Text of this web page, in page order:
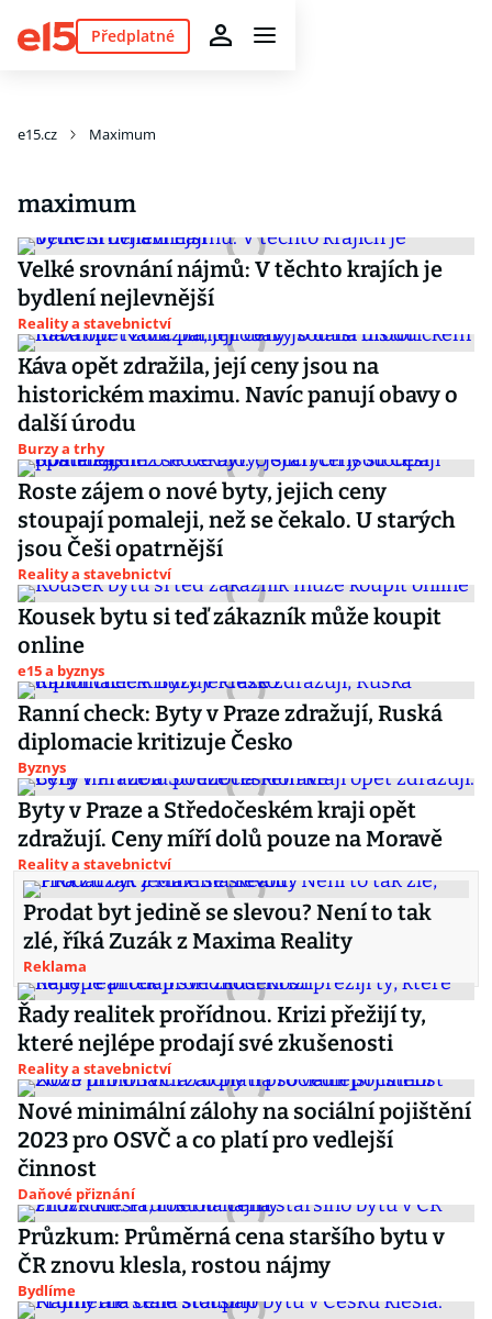
Předplatné
e15.cz Maximum
maximum
Velké srovnání nájmů: V těchto krajích je
bydlení nejlevnější
Reality a stavebnictví
Káva opět zdražila, její ceny jsou na
historickém maximu. Navíc panují obavy o
další úrodu
Burzy a trhy
Roste zájem o nové byty, jejich ceny
stoupají pomaleji, než se čekalo. U starých
jsou Češi opatrnější
Reality a stavebnictví
Kousek bytu si teď zákazník může koupit
online
e15 a byznys
Ranní check: Byty v Praze zdražují, Ruská
diplomacie kritizuje Česko
Byznys
Byty v Praze a Středočeském kraji opět
zdražují. Ceny míří dolů pouze na Moravě
Reality a stavebnictví
Prodat byt jedině se slevou? Není to tak
zlé, říká Zuzák z Maxima Reality
Reklama
Řady realitek prořídnou. Krizi přežijí ty,
které nejlépe prodají své zkušenosti
Reality a stavebnictví
Nové minimální zálohy na sociální pojištění
2023 pro OSVČ a co platí pro vedlejší
činnost
Daňové přiznání
Průzkum: Průměrná cena staršího bytu v
ČR znovu klesla, rostou nájmy
Bydlíme